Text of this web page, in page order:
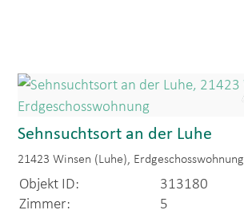
Sehnsuchtsort an der Luhe
21423 Winsen (Luhe), Erdgeschosswohnung
Objekt ID:
313180
Zimmer:
5